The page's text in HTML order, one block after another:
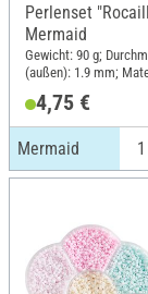
Perlenset
Mermaid
Gewicht: 90 g;
(außen): 1.9 mm;
4,75 €
Mermaid